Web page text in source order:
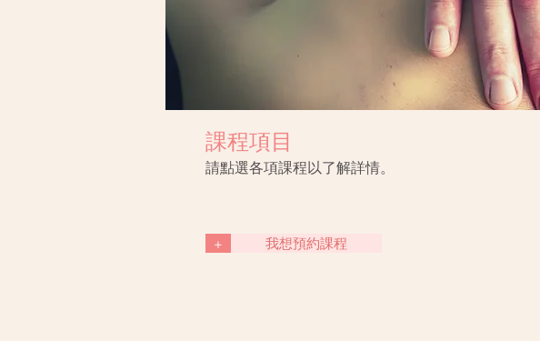
課程項目
請點選各項課程以了解詳情。
+ 我想預約課程